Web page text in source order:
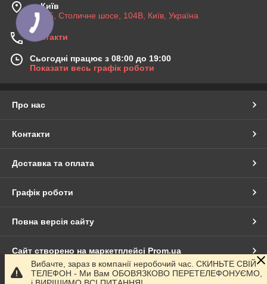
м. Київ
03045, Столичне шосе, 104B, Київ, Україна
Контакти
Сьогодні працює з 08:00 до 19:00
Показати весь графік роботи
Про нас
Контакти
Доставка та оплата
Графік роботи
Повна версія сайту
Сайт створено на маркетплейсі Prom.ua
Політика конфіденційності
Вибачте, зараз в компанії неробочий час. СКИНЬТЕ СВІЙ
ТЕЛЕФОН - Ми Вам ОБОВЯЗКОВО ПЕРЕТЕЛЕФОНУЄМО,